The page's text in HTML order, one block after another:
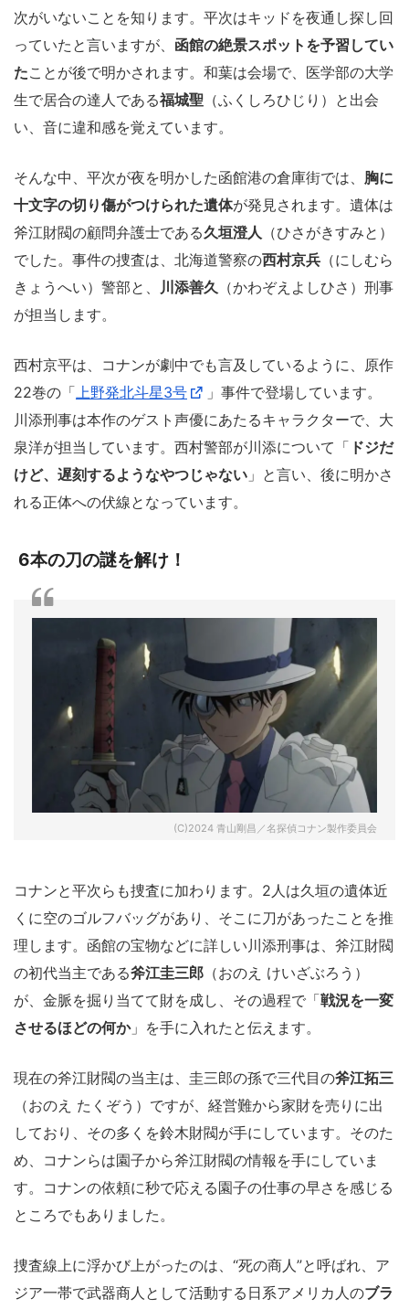
次がいないことを知ります。平次はキッドを夜通し探し回
っていたと言いますが、 函館の絶景スポットを予習してい
たことが後で明かされます。和葉は会場で、医学部の大学
生で居合の達人である福城聖 （ふくしろひじり）と出会
い、音に違和感を覚えています。
そんな中、平次が夜を明かした函館港の倉庫街では、 胸に
十文字の切り傷がつけられた遺体が発見されます。遺体は
斧江財閥の顧問弁護士である久垣澄人 （ひさがきすみと）
でした。事件の捜査は、北海道警察の西村京兵 （にしむら
きょうへい）警部と、
川添善久 （かわぞえよしひさ）刑事
が担当します。
西村京平は、コナンが劇中でも言及しているように、原作
22巻の「 上野発北斗星3号
」事件で登場しています。
川添刑事は本作のゲスト声優にあたるキャラクターで、大
泉洋が担当しています。西村警部が川添について「 ドジだ
けど、遅刻するようなやつじゃない 」と言い、後に明かさ
れる正体への伏線となっています。
6本の刀の謎を解け！
(C)2024 青山剛昌／名探偵コナン製作委員会
コナンと平次らも捜査に加わります。2人は久垣の遺体近
くに空のゴルフバッグがあり、そこに刀があったことを推
理します。函館の宝物などに詳しい川添刑事は、斧江財閥
の初代当主である斧江圭三郎 （おのえ けいざぶろう）
が、金脈を掘り当てて財を成し、その過程で「戦況を一変
させるほどの何か」を手に入れたと伝えます。
現在の斧江財閥の当主は、圭三郎の孫で三代目の斧江拓三
（おのえ たくぞう）ですが、経営難から家財を売りに出
しており、その多くを鈴木財閥が手にしています。そのた
め、コナンらは園子から斧江財閥の情報を手にしていま
す。コナンの依頼に秒で応える園子の仕事の早さを感じる
ところでもありました。
捜査線上に浮かび上がったのは、“死の商人”と呼ばれ、ア
ジア一帯で武器商人として活動する日系アメリカ人のブラ